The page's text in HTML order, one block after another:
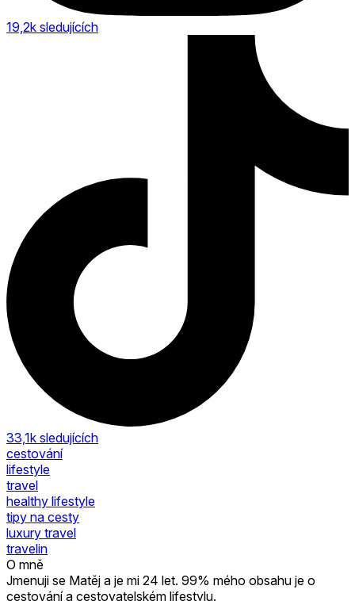
19,2k sledujících
33,1k sledujících
cestování
lifestyle
travel
healthy lifestyle
tipy na cesty
luxury travel
travelin
O mně
Jmenuji se Matěj a je mi 24 let. 99% mého obsahu je o
cestování a cestovatelském lifestylu.